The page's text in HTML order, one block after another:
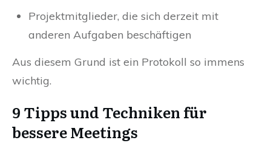
Projektmitglieder, die sich derzeit mit
anderen Aufgaben beschäftigen
Aus diesem Grund ist ein Protokoll so immens
wichtig.
9 Tipps und Techniken für
bessere Meetings